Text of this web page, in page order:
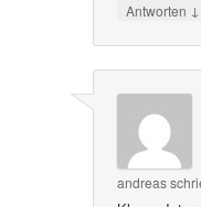
Antworten ↓
andreas